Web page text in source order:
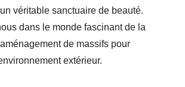
véritable sanctuaire de beauté.
dans le monde fascinant de la
de massifs pour
extérieur.